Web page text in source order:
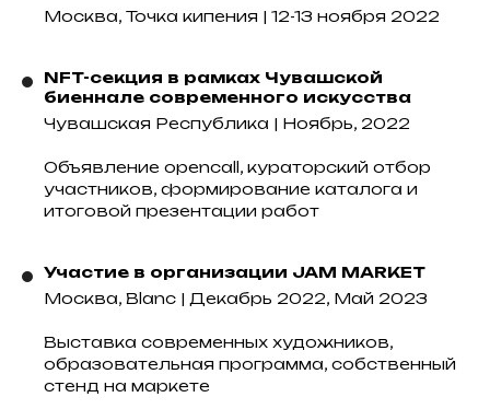
Москва, Точка кипения | 12-13 ноября 2022
NFT-секция в рамках Чувашской
биеннале современного искусства
Чувашская Республика | Ноябрь, 2022
Объявление opencall, кураторский отбор
участников, формирование каталога и
итоговой презентации работ
Участие в организации JAM MARKET
Москва, Blanc | Декабрь 2022, Май 2023
Выставка современных художников,
образовательная программа, собственный
стенд на маркете